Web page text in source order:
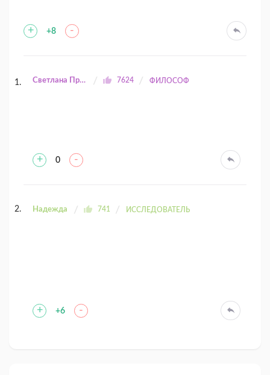
+ +8 -
Светлана Прилуцкая 7624 ФИЛОСОФ
+ 0 -
Надежда 741 ИССЛЕДОВАТЕЛЬ
+ +6 -